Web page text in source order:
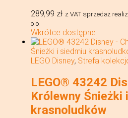
289,99 zł z VAT sprzedaż
o.o.
Wkrótce dostępne
LEGO Disney, Strefa
LEGO® 43242
Królewny Śnieżki
krasnoludków